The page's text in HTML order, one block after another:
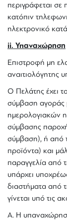
περιγράφεται σε
κατόπιν
ηλεκτρονικό
ii. Υπαναχώρηση
Επιστροφή μη
αναιτιολόγητης
Ο Πελάτης έχει
σύμβαση αγοράς
ημερολογιακών
σύμβασης
σύμβαση), ή από
προϊόντα) και
παραγγελία από
υπάρχει
διαστήματα από
γίνεται υπό τις
Α. Η υπαναχώρηση